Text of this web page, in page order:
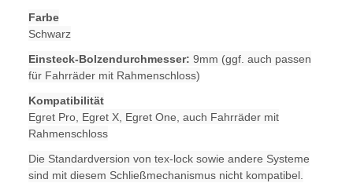
Farbe
Schwarz
Einsteck-Bolzendurchmesser: 9mm (ggf. auch passen
für Fahrräder mit Rahmenschloss)
Kompatibilität
Egret Pro, Egret X, Egret One, auch Fahrräder mit
Rahmenschloss
Die Standardversion von tex-lock sowie andere Systeme
sind mit diesem Schließmechanismus nicht kompatibel.